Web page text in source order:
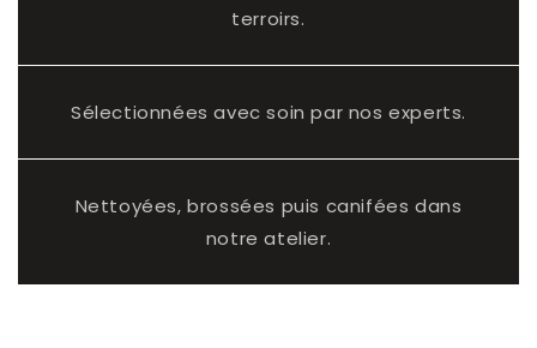
terroirs.
Sélectionnées avec soin par nos experts.
Nettoyées, brossées puis canifées dans
notre atelier.